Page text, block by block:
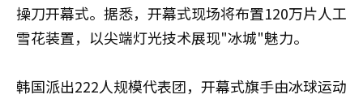
操刀开幕式。据悉，开幕式现场将布置120万片人工
雪花装置，以尖端灯光技术展现"冰城"魅力。
韩国派出222人规模代表团，开幕式旗手由冰球运动